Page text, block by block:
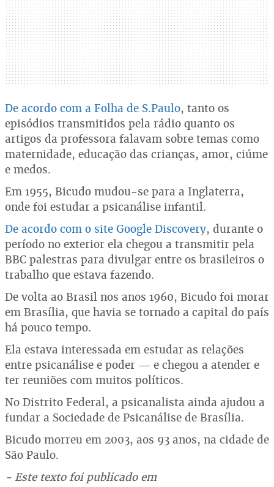
De acordo com a Folha de S.Paulo, tanto os
episódios transmitidos pela rádio quanto os
artigos da professora falavam sobre temas como
maternidade, educação das crianças, amor, ciúme
e medos.
Em 1955, Bicudo mudou-se para a Inglaterra,
onde foi estudar a psicanálise infantil.
De acordo com o site Google Discovery, durante o
período no exterior ela chegou a transmitir pela
BBC palestras para divulgar entre os brasileiros o
trabalho que estava fazendo.
De volta ao Brasil nos anos 1960, Bicudo foi morar
em Brasília, que havia se tornado a capital do país
há pouco tempo.
Ela estava interessada em estudar as relações
entre psicanálise e poder — e chegou a atender e
ter reuniões com muitos políticos.
No Distrito Federal, a psicanalista ainda ajudou a
fundar a Sociedade de Psicanálise de Brasília.
Bicudo morreu em 2003, aos 93 anos, na cidade de
São Paulo.
- Este texto foi publicado em